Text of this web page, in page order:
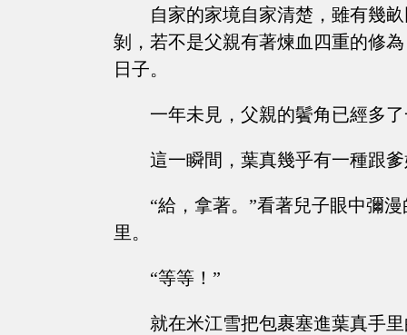
自家的家境自家清楚，雖有幾
剝，若不是父親有著煉血四重的修
日子。
一年未見，父親的鬢角已經多
這一瞬間，葉真幾乎有一種跟
“給，拿著。”看著兒子眼中彌
里。
“等等！”
就在米江雪把包裹塞進葉真手